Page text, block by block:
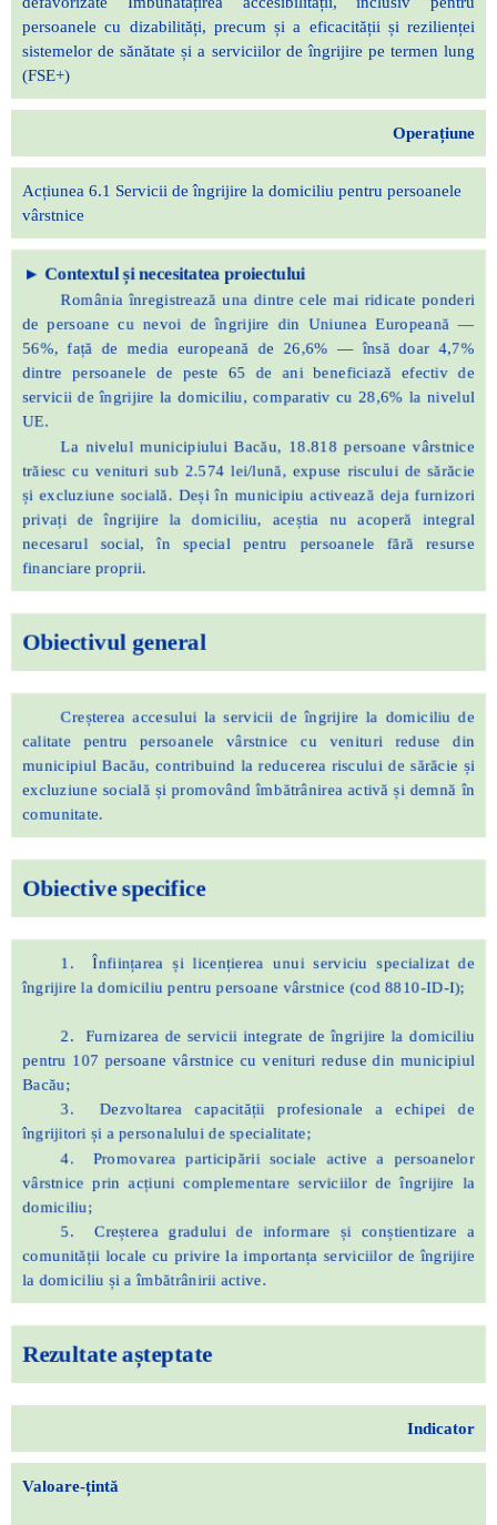
persoanele cu dizabilități, precum și a eficacității și rezilienței
sistemelor de sănătate și a serviciilor de îngrijire pe termen lung
(FSE+)
Operațiune
Acțiunea 6.1 Servicii de îngrijire la domiciliu pentru persoanele
vârstnice
▸ Contextul și necesitatea proiectului
România înregistrează una dintre cele mai ridicate ponderi
de persoane cu nevoi de îngrijire din Uniunea Europeană —
56%, față de media europeană de 26,6% — însă doar 4,7%
dintre persoanele de peste 65 de ani beneficiază efectiv de
servicii de îngrijire la domiciliu, comparativ cu 28,6% la nivelul
UE.
La nivelul municipiului Bacău, 18.818 persoane vârstnice
trăiesc cu venituri sub 2.574 lei/lună, expuse riscului de sărăcie
și excluziune socială. Deși în municipiu activează deja furnizori
privați de îngrijire la domiciliu, aceștia nu acoperă integral
necesarul social, în special pentru persoanele fără resurse
financiare proprii.
Obiectivul general
Creșterea accesului la servicii de îngrijire la domiciliu de
calitate pentru persoanele vârstnice cu venituri reduse din
municipiul Bacău, contribuind la reducerea riscului de sărăcie și
excluziune socială și promovând îmbătrânirea activă și demnă în
comunitate.
Obiective specifice
1. Înființarea și licențierea unui serviciu specializat de
îngrijire la domiciliu pentru persoane vârstnice (cod 8810-ID-I);
2. Furnizarea de servicii integrate de îngrijire la domiciliu
pentru 107 persoane vârstnice cu venituri reduse din municipiul
Bacău;
3. Dezvoltarea capacității profesionale a echipei de
îngrijitori și a personalului de specialitate;
4. Promovarea participării sociale active a persoanelor
vârstnice prin acțiuni complementare serviciilor de îngrijire la
domiciliu;
5. Creșterea gradului de informare și conștientizare a
comunității locale cu privire la importanța serviciilor de îngrijire
la domiciliu și a îmbătrânirii active.
Rezultate așteptate
Indicator
Valoare-țintă